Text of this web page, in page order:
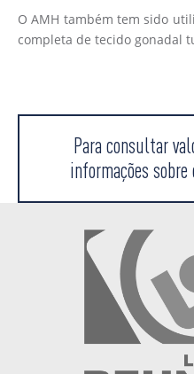
O AMH também tem sido
completa de tecido gonadal
Para consultar
informações